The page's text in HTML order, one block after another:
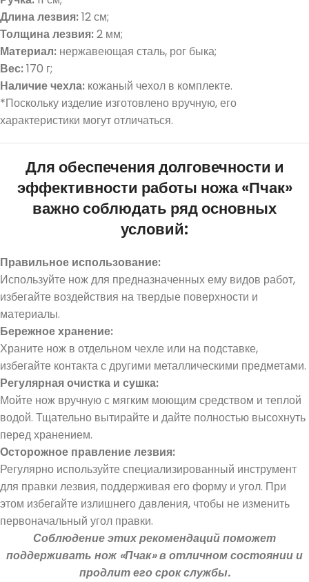
Длина лезвия:12 см;
Толщина лезвия:2 мм;
Материал: нержавеющая сталь, рог быка;
Вес:170 г;
Наличие чехла: кожаный чехол в комплекте.
*Поскольку изделие изготовлено вручную, его
характеристики могут отличаться.
Для обеспечения долговечности и
эффективности работы ножа «Пчак»
важно соблюдать ряд основных
условий:
Правильное использование:
Используйте нож для предназначенных ему видов работ,
избегайте воздействия на твердые поверхности и
материалы.
Бережное хранение:
Храните нож в отдельном чехле или на подставке,
избегайте контакта с другими металлическими предметами.
Регулярная очистка и сушка:
Мойте нож вручную с мягким моющим средством и теплой
водой. Тщательно вытирайте и дайте полностью высохнуть
перед хранением.
Осторожное правление лезвия:
Регулярно используйте специализированный инструмент
для правки лезвия, поддерживая его форму и угол. При
этом избегайте излишнего давления, чтобы не изменить
первоначальный угол правки.
Соблюдение этих рекомендаций поможет
поддерживать нож «Пчак» в отличном состоянии и
продлит его срок службы.